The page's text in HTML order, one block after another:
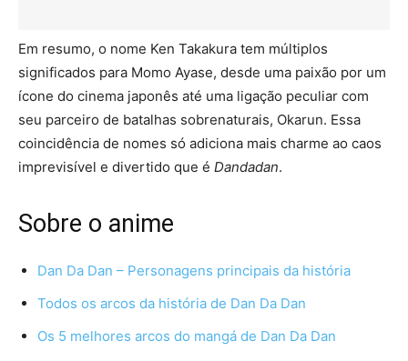
Em resumo, o nome Ken Takakura tem múltiplos
significados para Momo Ayase, desde uma paixão por um
ícone do cinema japonês até uma ligação peculiar com
seu parceiro de batalhas sobrenaturais, Okarun. Essa
coincidência de nomes só adiciona mais charme ao caos
imprevisível e divertido que é Dandadan.
Sobre o anime
Dan Da Dan – Personagens principais da história
Todos os arcos da história de Dan Da Dan
Os 5 melhores arcos do mangá de Dan Da Dan